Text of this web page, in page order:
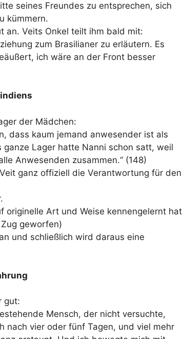
seines Freundes zu entsprechen, sich
kümmern.
an. Veits Onkel teilt ihm bald mit:
zum Brasilianer zu erläutern. Es
ich wäre an der Front besser
der Mädchen:
dass kaum jemand anwesender ist als
Lager hatte Nanni schon satt, weil
Anwesenden zusammen.“ (148)
ganz offiziell die Verantwortung für den
originelle Art und Weise kennengelernt hat
geworfen)
und schließlich wird daraus eine
gut:
Mensch, der nicht versuchte,
nach vier oder fünf Tagen, und viel mehr